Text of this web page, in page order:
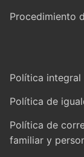
Procedimiento
Política integral
Política de
Política de
familiar y